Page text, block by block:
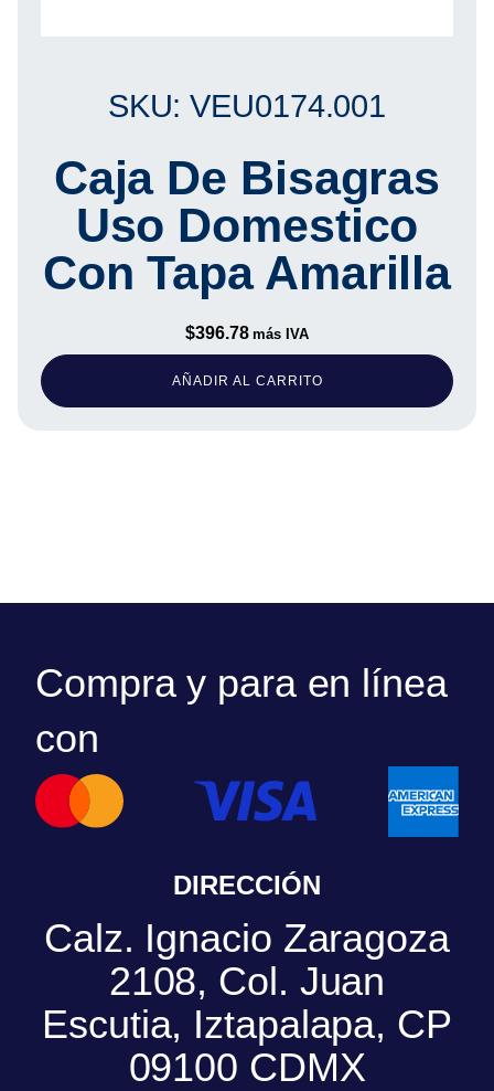
SKU: VEU0174.001
Caja De Bisagras
Uso Domestico
Con Tapa Amarilla
$396.78 más IVA
AÑADIR AL CARRITO
Compra y para en línea
con
DIRECCIÓN
Calz. Ignacio Zaragoza
2108, Col. Juan
Escutia, Iztapalapa, CP
09100 CDMX